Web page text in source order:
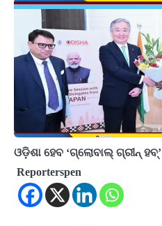
ଓଡ଼ିଶା ହେବ ‘ଗ୍ଲୋବାଲ୍ ଗ୍ରୀନ୍ ହବ୍‌’
Reporterspen